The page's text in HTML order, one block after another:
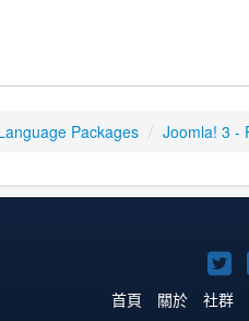
Packages / Joomla! 3 -
上
首頁 關於 社群